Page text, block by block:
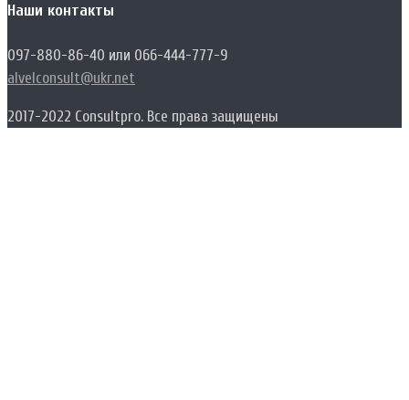
Наши контакты
097-880-86-40 или 066-444-777-9
alvelconsult@ukr.net
2017-2022 Consultpro. Все права защищены